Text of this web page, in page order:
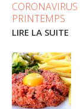
PRINTEMPS
LIRE LA SUITE